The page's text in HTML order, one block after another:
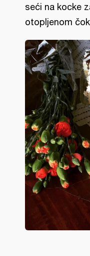
seći na kocke
otopljenom